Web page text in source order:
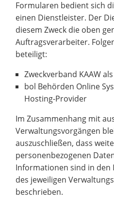
Formularen bedient sich
einen Dienstleister. Der
diesem Zweck die oben
Auftragsverarbeiter.
beteiligt:
Zweckverband KAAW
bol Behörden Online
Hosting-Provider
Im Zusammenhang mit
Verwaltungsvorgängen
auszuschließen, dass
personenbezogenen
Informationen sind in
des jeweiligen
beschrieben.